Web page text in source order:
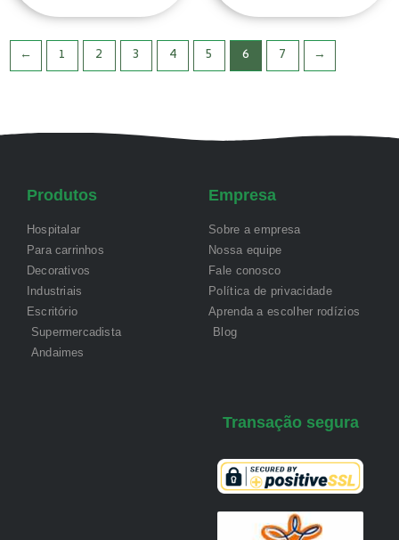
← 1 2 3 4 5 6 7 →
Produtos
Hospitalar
Para carrinhos
Decorativos
Industriais
Escritório
Supermercadista
Andaimes
Empresa
Sobre a empresa
Nossa equipe
Fale conosco
Política de privacidade
Aprenda a escolher rodízios
Blog
Transação segura